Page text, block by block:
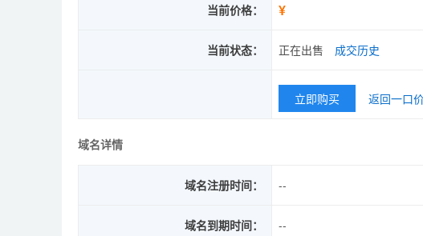
当前价格： ¥
当前状态： 正在出售 成交历史
立即购买 返回一口
域名详情
域名注册时间： --
域名到期时间： --